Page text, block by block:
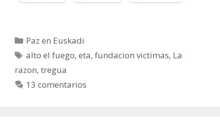
Categorías
Paz en Euskadi
Etiquetas
alto el fuego,eta,fundacion victimas, La
razon, tregua
13 comentarios